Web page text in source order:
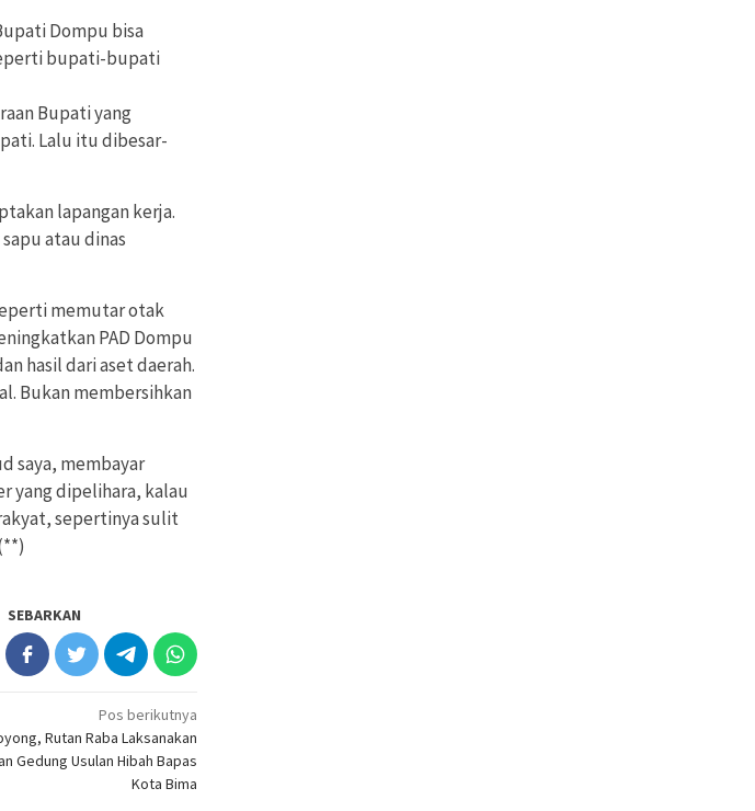
Dompu bisa
bupati-bupati
Bupati yang
Lalu itu dibesar-
lapangan kerja.
atau dinas
memutar otak
PAD Dompu
hasil dari aset daerah.
Bukan membersihkan
saya, membayar
yang dipelihara, kalau
sepertinya sulit
SEBARKAN
Pos berikutnya
Rutan Raba Laksanakan
Gedung Usulan Hibah Bapas
Kota Bima